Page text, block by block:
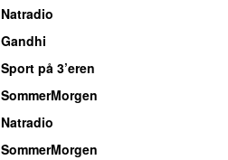
Natradio
Gandhi
Sport på 3’eren
SommerMorgen
Natradio
SommerMorgen